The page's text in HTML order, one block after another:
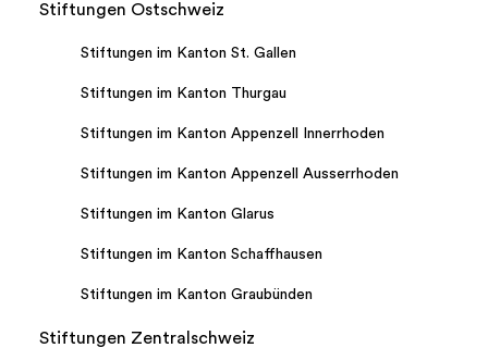
Stiftungen Ostschweiz
Stiftungen im Kanton St. Gallen
Stiftungen im Kanton Thurgau
Stiftungen im Kanton Appenzell Innerrhoden
Stiftungen im Kanton Appenzell Ausserrhoden
Stiftungen im Kanton Glarus
Stiftungen im Kanton Schaffhausen
Stiftungen im Kanton Graubünden
Stiftungen Zentralschweiz